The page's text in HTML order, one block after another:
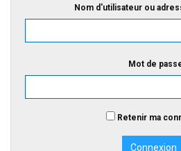
Nom d'utilisateur ou
Mot de
Retenir ma